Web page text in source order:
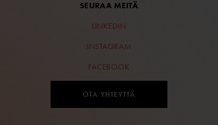
SEURAA MEITÄ
LINKEDIN
INSTAGRAM
FACEBOOK
OTA YHTEYTTÄ